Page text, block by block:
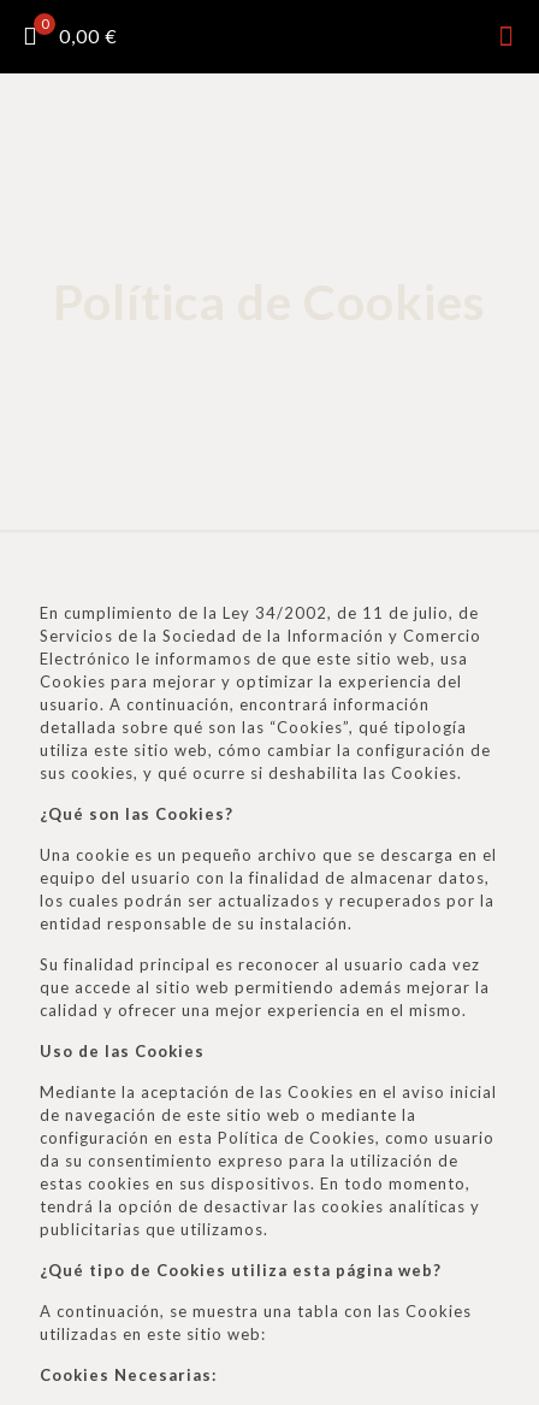
0
0,00 €
En cumplimiento de la Ley 34/2002, de 11 de julio, de
Servicios de la Sociedad de la Información y Comercio
Electrónico le informamos de que este sitio web, usa
Cookies para mejorar y optimizar la experiencia del
usuario. A continuación, encontrará información
detallada sobre qué son las “Cookies”, qué tipología
utiliza este sitio web, cómo cambiar la configuración de
sus cookies, y qué ocurre si deshabilita las Cookies.
¿Qué son las Cookies?
Una cookie es un pequeño archivo que se descarga en el
equipo del usuario con la finalidad de almacenar datos,
los cuales podrán ser actualizados y recuperados por la
entidad responsable de su instalación.
Su finalidad principal es reconocer al usuario cada vez
que accede al sitio web permitiendo además mejorar la
calidad y ofrecer una mejor experiencia en el mismo.
Uso de las Cookies
Mediante la aceptación de las Cookies en el aviso inicial
de navegación de este sitio web o mediante la
configuración en esta Política de Cookies, como usuario
da su consentimiento expreso para la utilización de
estas cookies en sus dispositivos. En todo momento,
tendrá la opción de desactivar las cookies analíticas y
publicitarias que utilizamos.
¿Qué tipo de Cookies utiliza esta página web?
A continuación, se muestra una tabla con las Cookies
utilizadas en este sitio web:
Cookies Necesarias: